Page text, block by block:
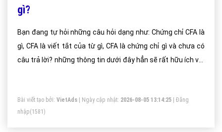
gì?
Bạn đang tự hỏi những câu hỏi dạng như: Chứng chỉ CFA là
gì, CFA là viết tắt của từ gì, CFA là chứng chỉ gì và chưa có
câu trả lời? những thông tin dưới đây hẳn sẽ rất hữu ích với
Bài viết tạo bởi: VietAds | Ngày cập nhật: 2026-08-05 13:14:25
Đăng
nhập(1581)